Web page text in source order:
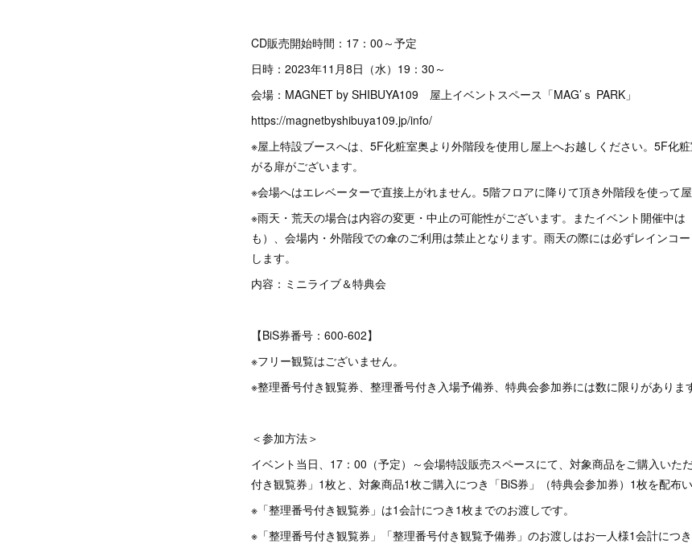
CD販売開始時間：17：00～予定
日時：2023年11月8日（水）19：30～
会場：MAGNET by SHIBUYA109 屋上イベントスペース「MAG’ｓ PARK」
https://magnetbyshibuya109.jp/info/
※屋上特設ブースへは、5F化粧室奥より外階段を使用し屋上へお越しください。5F化
がる扉がございます。
※会場へはエレベーターで直接上がれません。5階フロアに降りて頂き外階段を使って屋
※雨天・荒天の場合は内容の変更・中止の可能性がございます。またイベント開催中は
も）、会場内・外階段での傘のご利用は禁止となります。雨天の際には必ずレインコ
します。
内容：ミニライブ＆特典会
【BiS券番号：600-602】
※フリー観覧はございません。
※整理番号付き観覧券、整理番号付き入場予備券、特典会参加券には数に限りがありま
＜参加方法＞
イベント当日、17：00（予定）～会場特設販売スペースにて、対象商品をご購入いた
付き観覧券」1枚と、対象商品1枚ご購入につき「BiS券」（特典会参加券）1枚を配布い
※「整理番号付き観覧券」は1会計につき1枚までのお渡しです。
※「整理番号付き観覧券」「整理番号付き観覧予備券」のお渡しはお一人様1会計につ